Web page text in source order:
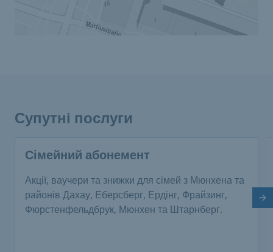
Супутні послуги
Сімейний абонемент
Акції, ваучери та знижки для сімей з Мюнхена та
районів Дахау, Еберсберг, Ердінг, Фрайзинг,
Фюрстенфельдбрук, Мюнхен та Штарнберг.